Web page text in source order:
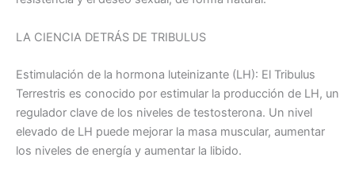
LA CIENCIA DETRÁS DE TRIBULUS
Estimulación de la hormona luteinizante (LH): El Tribulus
Terrestris es conocido por estimular la producción de LH, un
regulador clave de los niveles de testosterona. Un nivel
elevado de LH puede mejorar la masa muscular, aumentar
los niveles de energía y aumentar la libido.